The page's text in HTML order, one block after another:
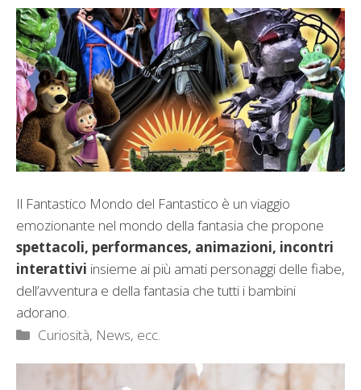
Il Fantastico Mondo del Fantastico è un viaggio
emozionante nel mondo della fantasia che propone
spettacoli, performances, animazioni, incontri
interattivi insieme ai più amati personaggi delle fiabe,
dell’avventura e della fantasia che tutti i bambini
adorano.
Categorie
Curiosità, News, ecc.